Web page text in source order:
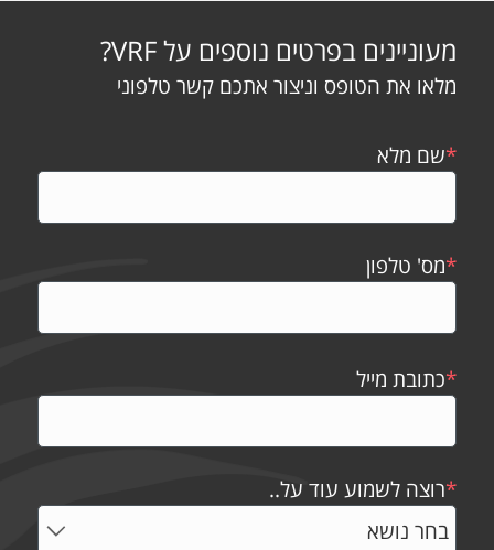
מעוניינים בפרטים נוספים על VRF?
מלאו את הטופס וניצור אתכם קשר טלפוני
*שם מלא
*מס' טלפון
*כתובת מייל
*רוצה לשמוע עוד על..